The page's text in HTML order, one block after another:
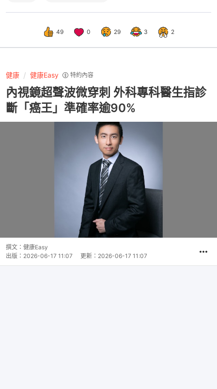
49 0 29 3 2
健康 健康Easy 特約內容
內視鏡超聲波微穿刺 外科專科醫生指診
斷「癌王」準確率逾90%
撰文： 健康Easy
出版： 2026-06-17 11:07 更新： 2026-06-17 11:07